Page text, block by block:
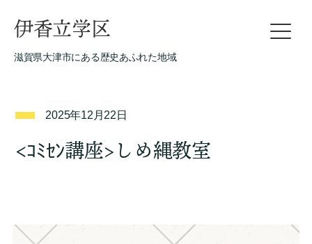
伊香立学区
滋賀県大津市にある歴史あふれた地域
2025年12月22日
<ｺﾐｾﾝ講座>しめ縄教室